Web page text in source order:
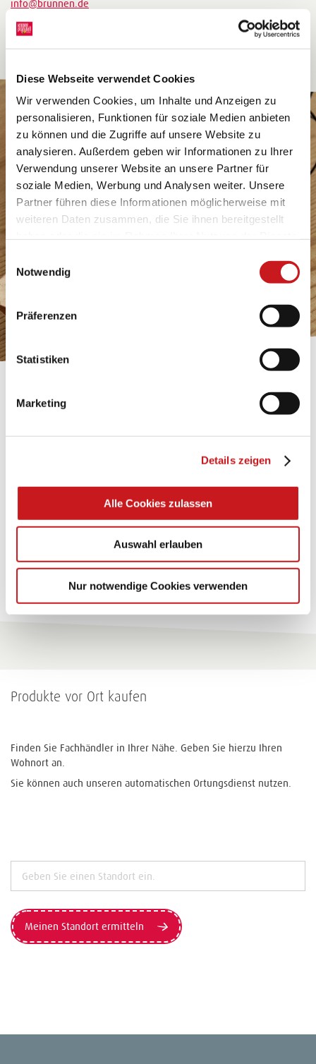
Diese Webseite verwendet Cookies
Wir verwenden Cookies, um Inhalte und Anzeigen zu
personalisieren, Funktionen für soziale Medien anbieten
zu können und die Zugriffe auf unsere Website zu
analysieren. Außerdem geben wir Informationen zu Ihrer
Verwendung unserer Website an unsere Partner für
soziale Medien, Werbung und Analysen weiter. Unsere
Partner führen diese Informationen möglicherweise mit
weiteren Daten zusammen, die Sie ihnen bereitgestellt
Datenschutzhinweisen
mehr darüber, wer wir sind, wie
personenbezogene Daten verarbeiten. Hier geht’s zum
Impressum.
Einwilligungsauswahl
Notwendig
Präferenzen
Statistiken
Marketing
Details zeigen
Alle Cookies zulassen
Auswahl erlauben
Nur notwendige Cookies verwenden
info@brunnen.de
https://www.brunnen.de
bekleben, bemalen, falten... und für viele
Zum Tipp
Zu allen Tipps
Produkte vor Ort kaufen
Finden Sie Fachhändler in Ihrer Nähe. Geben Sie hierzu Ihren
Wohnort an.
Sie können auch unseren automatischen Ortungsdienst nutzen.
Meinen Standort ermitteln